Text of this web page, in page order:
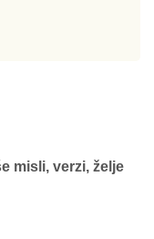
misli, verzi, želje